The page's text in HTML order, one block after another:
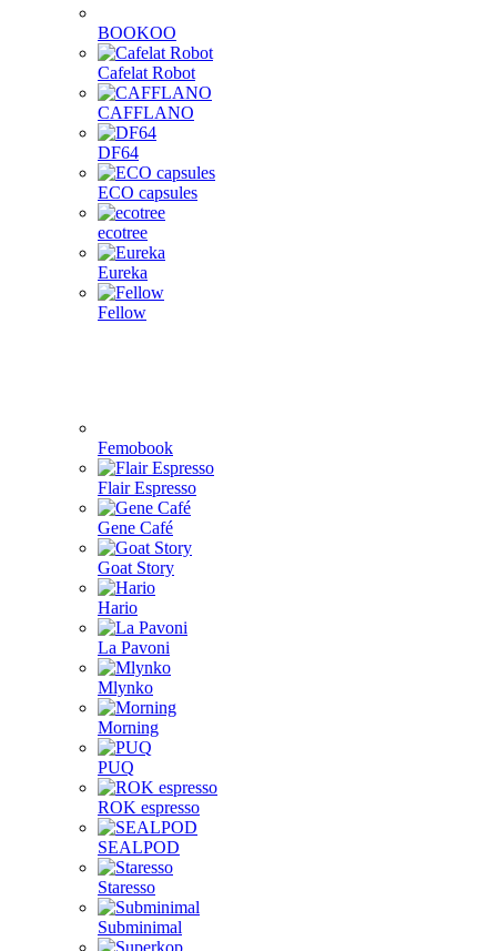
BOOKOO
Cafelat Robot
CAFFLANO
DF64
ECO capsules
ecotree
Eureka
Fellow
Femobook
Flair Espresso
Gene Café
Goat Story
Hario
La Pavoni
Mlynko
Morning
PUQ
ROK espresso
SEALPOD
Staresso
Subminimal